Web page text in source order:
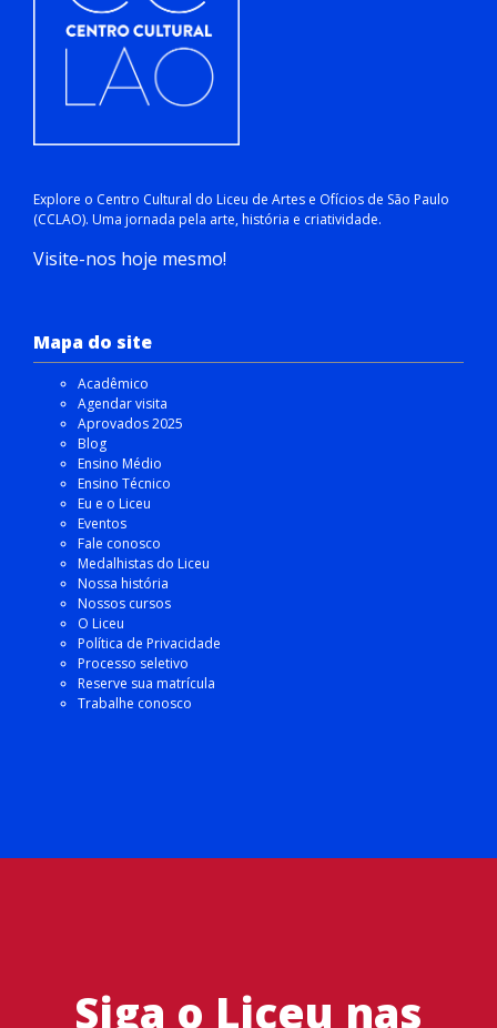
Explore o Centro Cultural do Liceu de Artes e Ofícios de São Paulo
(CCLAO). Uma jornada pela arte, história e criatividade.
Visite-nos hoje mesmo!
Mapa do site
Acadêmico
Agendar visita
Aprovados 2025
Blog
Ensino Médio
Ensino Técnico
Eu e o Liceu
Eventos
Fale conosco
Medalhistas do Liceu
Nossa história
Nossos cursos
O Liceu
Política de Privacidade
Processo seletivo
Reserve sua matrícula
Trabalhe conosco
Siga o Liceu nas